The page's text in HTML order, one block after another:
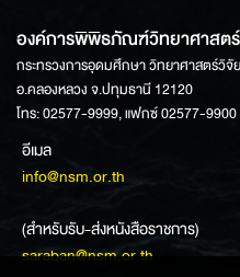
องค์การพิพิธภัณฑ์วิทยาศาสต
กระทรวงการอุดมศึกษา วิทยาศาสตร์วิ
อ.คลองหลวง จ.ปทุมธานี 12120
โทร: 02577-9999, แฟกซ์ 02577-9900
อีเมล
info@nsm.or.th
(สำหรับรับ-ส่งหนังสือราชการ)
saraban@nsm.or.th